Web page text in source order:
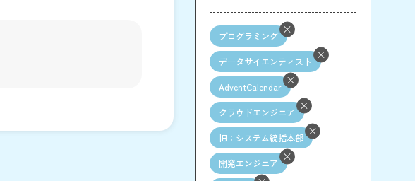
プログラミング
データサイエンティスト
AdventCalendar
クラウドエンジニア
旧：システム統括本部
開発エンジニア